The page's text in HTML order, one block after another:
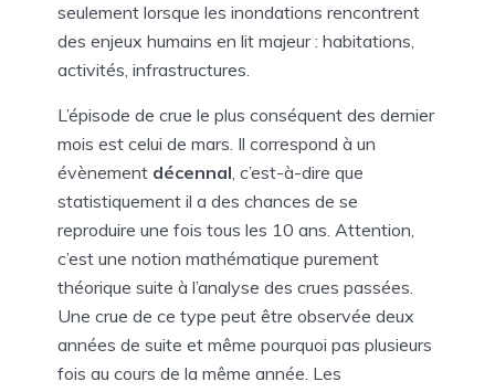
seulement lorsque les inondations rencontrent
des enjeux humains en lit majeur : habitations,
activités, infrastructures.
L’épisode de crue le plus conséquent des dernier
mois est celui de mars. Il correspond à un
évènement décennal, c’est-à-dire que
statistiquement il a des chances de se
reproduire une fois tous les 10 ans. Attention,
c’est une notion mathématique purement
théorique suite à l’analyse des crues passées.
Une crue de ce type peut être observée deux
années de suite et même pourquoi pas plusieurs
fois au cours de la même année. Les